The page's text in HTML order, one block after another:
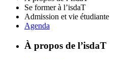
Se former à l’isdaT
Admission et vie étudiante
Agenda
À propos de l’isdaT